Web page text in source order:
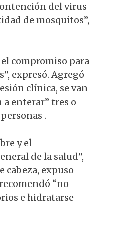
del virus
de mosquitos”,
compromiso para
expresó. Agregó
clínica, se van
a enterar” tres o
.
y el
de la salud”,
cabeza, expuso
“no
e hidratarse